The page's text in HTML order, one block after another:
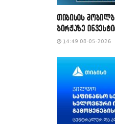
თიბისის
ბირჟაზე
14:49 08-05-2026